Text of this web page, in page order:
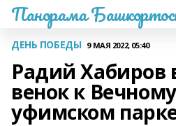
Панорама
ДЕНЬ ПОБЕДЫ 9 МАЯ 2022, 05:40
Радий Хабиров
венок к
уфимском